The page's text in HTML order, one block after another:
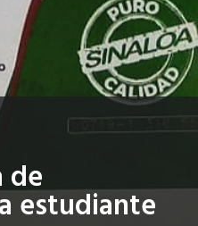
de
estudiante